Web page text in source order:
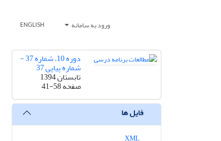
ورود به سامانه ENGLISH
دوره 10، شماره 37 -
شماره پیاپی 37
تابستان 1394
صفحه41-58
فایل ها